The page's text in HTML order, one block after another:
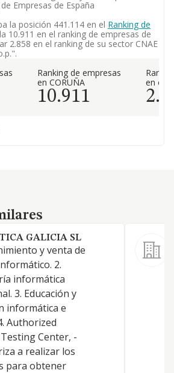
Empresas de España
la posición 441.114 en el Ranking de
10.911 en el ranking de empresas de
2.858 en el ranking de su sector CNAE
Ranking de empresas
en CORUÑA
10.911
en el
GALICIA SL
y venta de
2.
informática
3. Educación y
informática e
Authorized
Center, -
a realizar los
para obtener